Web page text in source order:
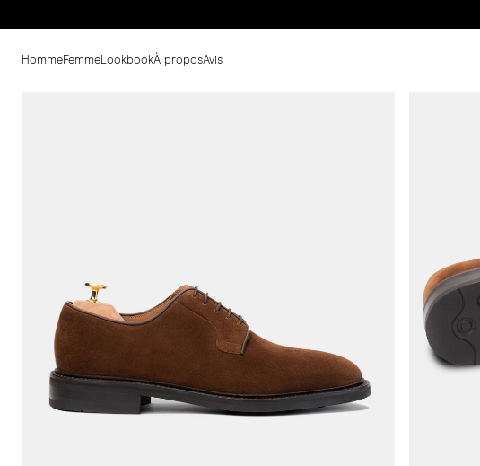
HommeFemme LookbookÀ proposAvis